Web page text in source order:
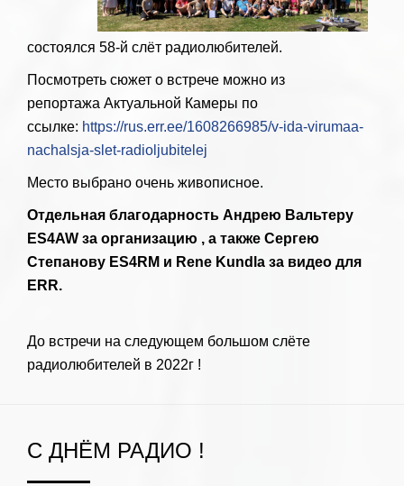
состоялся 58-й слёт радиолюбителей.
Посмотреть сюжет о встрече можно из
репортажа Актуальной Камеры по
ссылке: https://rus.err.ee/1608266985/v-ida-virumaa-
nachalsja-slet-radioljubitelej
Место выбрано очень живописное.
Отдельная благодарность Андрею Вальтеру
ES4AW за организацию , а также Сергею
Степанову ES4RM и Rene Kundla за видео для
ERR.
До встречи на следующем большом слёте
радиолюбителей в 2022г !
С ДНЁМ РАДИО !